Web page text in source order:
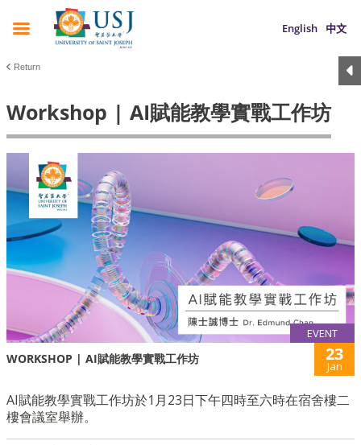
English 中文
Return
Workshop | AI賦能教學實戰工作坊
EVENT
WORKSHOP | AI賦能教學實戰工作坊 23
Jan
AI賦能教學實戰工作坊於1月23日下午四時至六時在宿舍樓二
樓會議室舉辦。